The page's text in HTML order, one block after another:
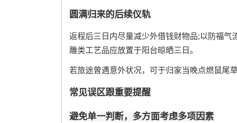
圆满归来的后续仪轨
返程后三日内尽量减少外借钱财物品;以防福
雕类工艺品应放置于阳台晾晒三日。
若旅途曾遇意外状况，可于归家当晚点燃鼠尾
常见误区跟重要提醒
避免单一判断，多方面考虑多项因素